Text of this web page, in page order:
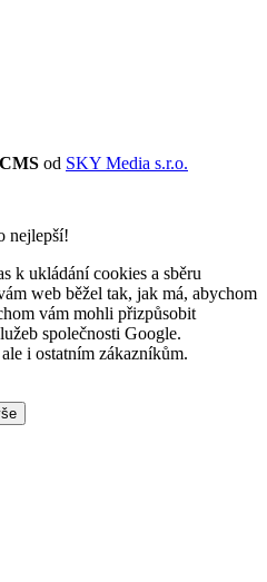
od SKY Media s.r.o.
nejlepší!
k ukládání cookies a sběru
web běžel tak, jak má, abychom
vám mohli přizpůsobit
společnosti Google.
i ostatním zákazníkům.